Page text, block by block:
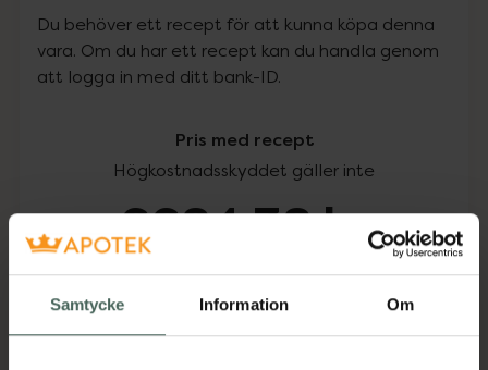
Samtycke Information Om
Du behöver ett recept för att kunna köpa denna
vara. Om du har ett recept kan du handla genom
att logga in med ditt bank-ID.
Pris med recept
Högkostnadsskyddet gäller inte
6684,38 kr
I apotek:6684,38 kr